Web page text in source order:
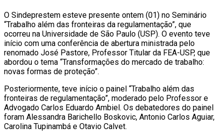
O Sindeprestem esteve presente ontem (01) no Seminário
“Trabalho além das fronteiras da regulamentação”, que
ocorreu na Universidade de São Paulo (USP). O evento teve
início com uma conferência de abertura ministrada pelo
renomado José Pastore, Professor Titular da FEA-USP, que
abordou o tema “Transformações do mercado de trabalho:
novas formas de proteção”.
Posteriormente, teve início o painel “Trabalho além das
fronteiras de regulamentação”, moderado pelo Professor e
Advogado Carlos Eduardo Ambiel. Os debatedores do painel
foram Alessandra Barichello Boskovic, Antonio Carlos Aguiar,
Carolina Tupinambá e Otavio Calvet.